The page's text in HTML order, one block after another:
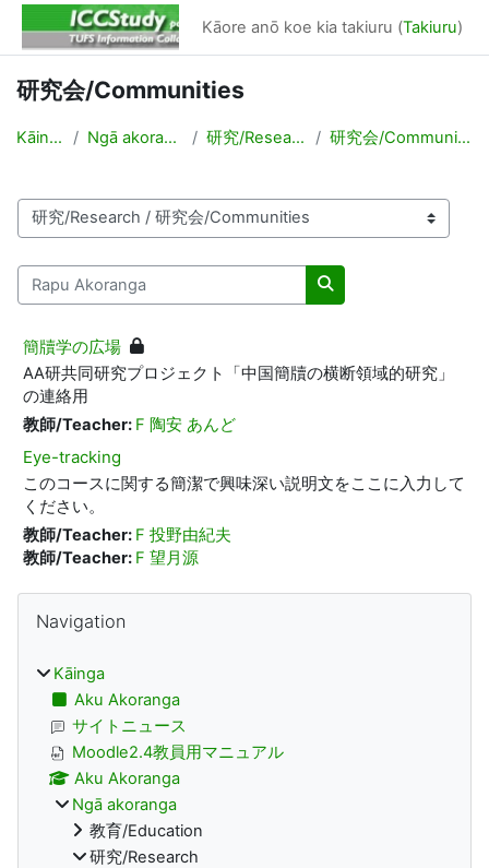
Tīpoka atu ki te ihirangi matua
Kāore anō koe kia takiuru (Takiuru)
研究会/Communities
Kāinga Ngā akoranga 研究/Research 研究会/Communities
Ngā kāwai akoranga
Rapu Akoranga
Rapu Akoranga
簡牘学の広場
AA研共同研究プロジェクト「中国簡牘の横断領域的研究」
の連絡用
教師/Teacher: F 陶安 あんど
Eye-tracking
このコースに関する簡潔で興味深い説明文をここに入力して
ください。
教師/Teacher: F 投野由紀夫
教師/Teacher: F 望月源
Paraka
Navigation
Kāinga
Aku Akoranga
サイトニュース
Moodle2.4教員用マニュアル
Aku Akoranga
Ngā akoranga
教育/Education
研究/Research